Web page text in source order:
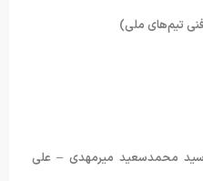
تیم‌های ملی)
محمدسعید میرمهدی – علی